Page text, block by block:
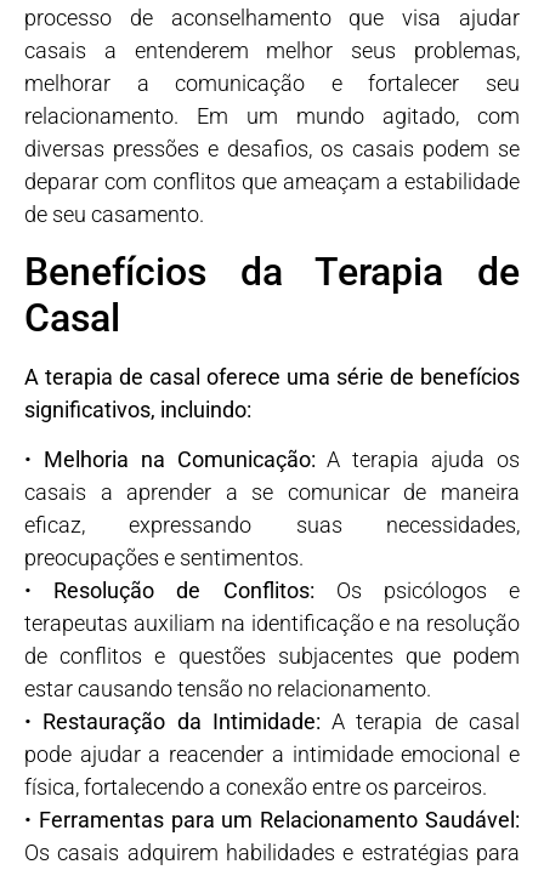
processo de aconselhamento que visa ajudar
casais a entenderem melhor seus problemas,
melhorar a comunicação e fortalecer seu
relacionamento. Em um mundo agitado, com
diversas pressões e desafios, os casais podem se
deparar com conflitos que ameaçam a estabilidade
de seu casamento.
Benefícios da Terapia de
Casal
A terapia de casal oferece uma série de benefícios
significativos, incluindo:
• Melhoria na Comunicação: A terapia ajuda os
casais a aprender a se comunicar de maneira
eficaz, expressando suas necessidades,
preocupações e sentimentos.
• Resolução de Conflitos: Os psicólogos e
terapeutas auxiliam na identificação e na resolução
de conflitos e questões subjacentes que podem
estar causando tensão no relacionamento.
• Restauração da Intimidade: A terapia de casal
pode ajudar a reacender a intimidade emocional e
física, fortalecendo a conexão entre os parceiros.
• Ferramentas para um Relacionamento Saudável:
Os casais adquirem habilidades e estratégias para